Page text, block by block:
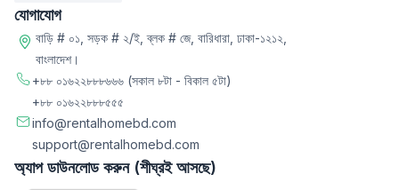
যোগাযোগ
বাড়ি # ০১, সড়ক # ২/ই, ব্লক # জে, বারিধারা, ঢাকা-১২১২,
বাংলাদেশ।
+৮৮ ০১৬২২৮৮৮৬৬৬ (সকাল ৮টা - বিকাল ৫টা)
+৮৮ ০১৬২২৮৮৮৫৫৫
info@rentalhomebd.com
support@rentalhomebd.com
অ্যাপ ডাউনলোড করুন (শীঘ্রই আসছে)